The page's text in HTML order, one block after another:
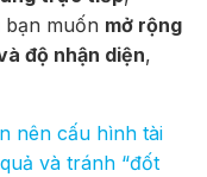
bạn muốn mở rộng
độ nhận diện,
nên cấu hình tài
và tránh “đốt